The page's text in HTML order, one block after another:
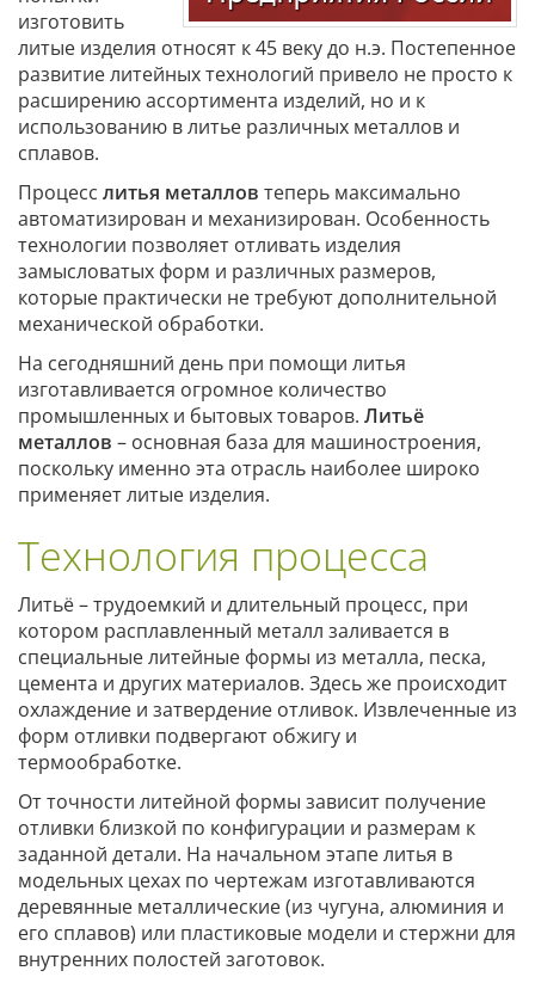
изготовить
литые изделия относят к 45 веку до н.э. Постепенное
развитие литейных технологий привело не просто к
расширению ассортимента изделий, но и к
использованию в литье различных металлов и
сплавов.
Процесс литья металлов теперь максимально
автоматизирован и механизирован. Особенность
технологии позволяет отливать изделия
замысловатых форм и различных размеров,
которые практически не требуют дополнительной
механической обработки.
На сегодняшний день при помощи литья
изготавливается огромное количество
промышленных и бытовых товаров. Литьё
металлов – основная база для машиностроения,
поскольку именно эта отрасль наиболее широко
применяет литые изделия.
Технология процесса
Литьё – трудоемкий и длительный процесс, при
котором расплавленный металл заливается в
специальные литейные формы из металла, песка,
цемента и других материалов. Здесь же происходит
охлаждение и затвердение отливок. Извлеченные из
форм отливки подвергают обжигу и
термообработке.
От точности литейной формы зависит получение
отливки близкой по конфигурации и размерам к
заданной детали. На начальном этапе литья в
модельных цехах по чертежам изготавливаются
деревянные металлические (из чугуна, алюминия и
его сплавов) или пластиковые модели и стержни для
внутренних полостей заготовок.